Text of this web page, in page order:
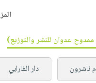
عدوان للنشر والتوزيع)
ناشرون دار الفارابي